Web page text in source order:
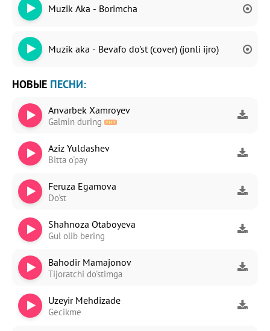
Muzik Aka - Borimcha
Muzik aka - Bevafo do'st (cover) (jonli ijro)
НОВЫЕ ПЕСНИ:
Anvarbek Xamroyev
Galmin during
Aziz Yuldashev
Bitta o'pay
Feruza Egamova
Do'st
Shahnoza Otaboyeva
Gul olib bering
Bahodir Mamajonov
Tijoratchi do'stimga
Uzeyir Mehdizade
Gecikme